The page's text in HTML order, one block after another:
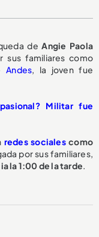
deAngie Paola
sus familiares como
Andes, la joven fue
Militar fue
redes socialescomo
por sus familiares,
la 1:00 de la tarde.